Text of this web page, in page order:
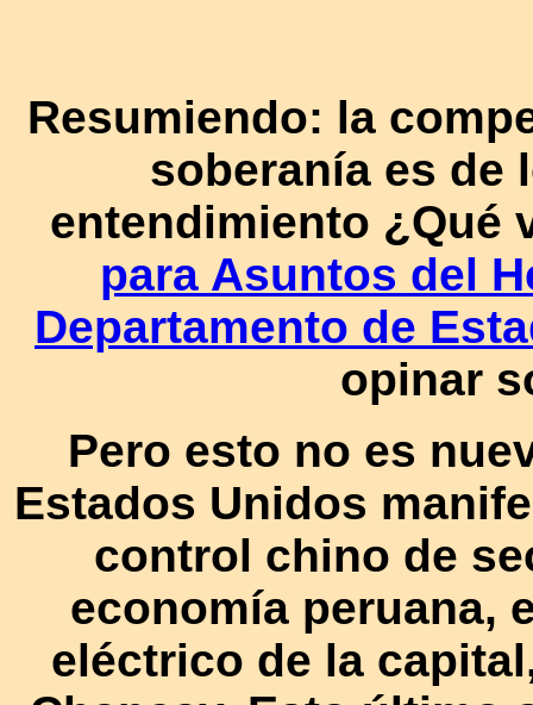
Resumiendo: la
soberanía es de
entendimiento ¿Qué
para Asuntos del
Departamento de
opinar
Pero esto no es
Estados Unidos
control chino de
economía peruana,
eléctrico de la